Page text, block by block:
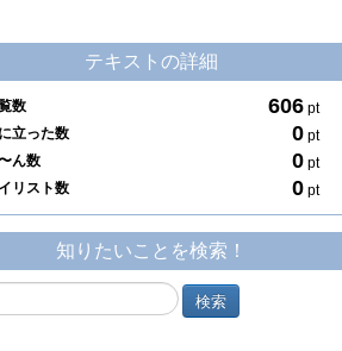
テキストの詳細
数 606 pt
立った数
0 pt
ん数
0 pt
リスト数
0 pt
知りたいことを検索！